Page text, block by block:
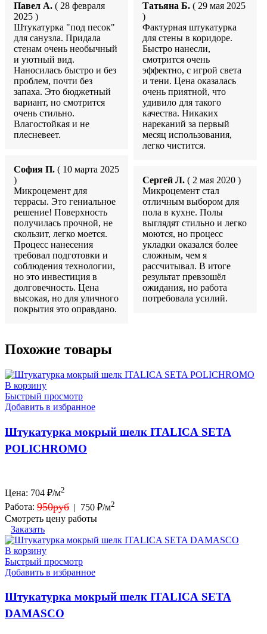
Павел А. ( 28 февраля
2025 )
Штукатурка "под песок"
для санузла. Придала
стенам очень необычный
и уютный вид.
Наносилась быстро и без
проблем, почти без
запаха. Это бюджетный
вариант, но смотрится
очень стильно.
Влагостойкая и не
плесневеет.
София П. ( 10 марта 2025
)
Микроцемент для
террасы. Это гениальное
решение! Поверхность
получилась прочной, не
скользит, легко моется.
Процесс нанесения
требовал подготовки и
соблюдения технологии,
но это инвестиция в
долговечность. Цена
высокая, но для уличного
покрытия это оправдано.
Татьяна Б. ( 29 мая 2025
)
Фактурная штукатурка
для стены в коридоре.
Быстро нанесли,
смотрится очень
эффектно, с игрой света
и тени. Цена оказалась
очень приятной, что
удивило для такого
качества. Никаких
нареканий за первый
месяц использования,
легко чистится.
Сергей Л. ( 2 мая 2020 )
Микроцемент стал
отличным выбором для
пола в кухне. Полы
выглядят стильно и легко
моются, но процесс
укладки оказался более
сложным, чем я
рассчитывал. В итоге
результат превзошёл
ожидания, но работа
потребовала усилий.
Похожие товары
В корзину
Быстрый просмотр
Добавить в избранное
Штукатурка мокрый шелк ITALICA SETA
POLICHROMO
Цена: 704 ₽/м2
Работа: 950руб | 750 ₽/м2
Смотреть цену работы
Заказать
В корзину
Быстрый просмотр
Добавить в избранное
Штукатурка мокрый шелк ITALICA SETA
DAMASCO